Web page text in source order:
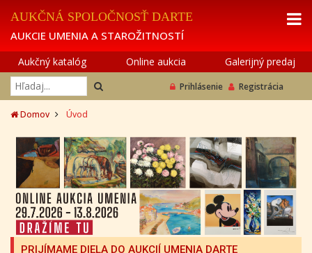
AUKČNÁ SPOLOČNOSŤ DARTE
AUKCIE UMENIA A STAROŽITNOSTÍ
Aukčný katalóg Online aukcia Galerijný predaj
Prihlásenie Registrácia
Domov Úvod
PRIJÍMAME DIELA DO AUKCIÍ UMENIA DARTE